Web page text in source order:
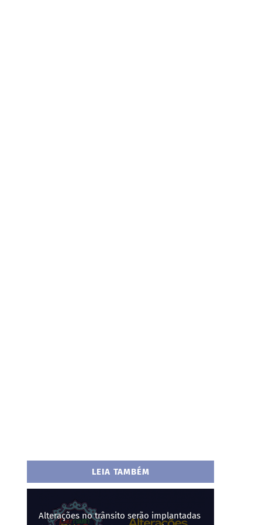
LEIA TAMBÉM
Alterações no trânsito serão implantadas